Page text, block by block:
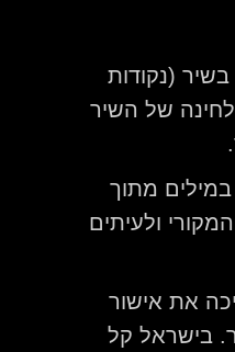
(נקודות
של השיר
מתוך
ולעיתים
את אישור
בישראל קל